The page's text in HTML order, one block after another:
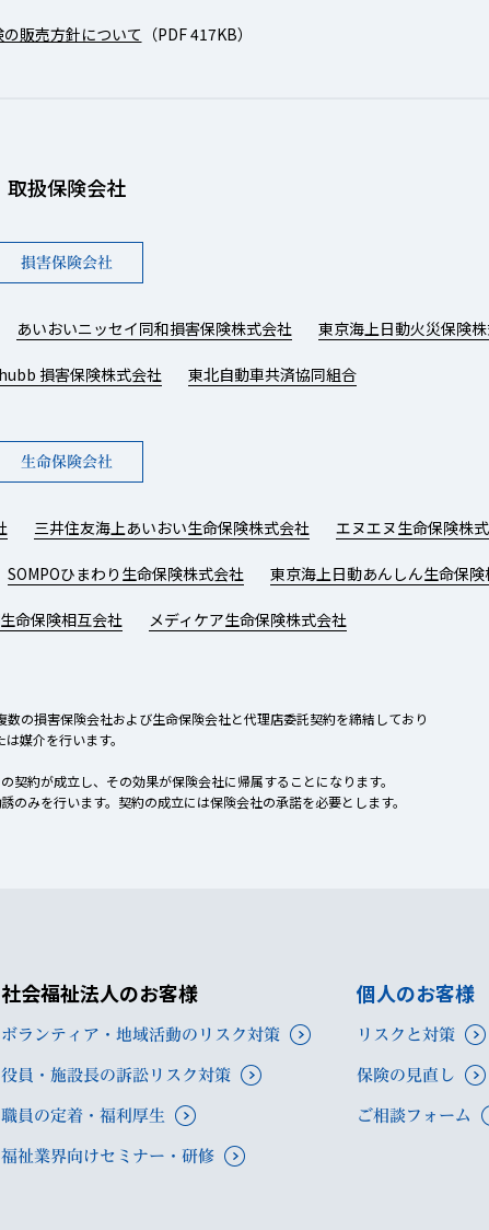
販売方針について （PDF 417KB）
取扱保険会社
損害保険会社
あいおいニッセイ同和損害保険株式会社 東京海上日動火災保険
損害保険株式会社 東北自動車共済協同組合
生命保険会社
三井住友海上あいおい生命保険株式会社 エヌエヌ生命保険株
SOMPOひまわり生命保険株式会社 東京海上日動あんしん生命保
命保険相互会社 メディケア生命保険株式会社
の損害保険会社および生命保険会社と代理店委託契約を締結しており
媒介を行います。
約が成立し、その効果が保険会社に帰属することになります。
のみを行います。契約の成立には保険会社の承諾を必要とします。
社会福祉法人のお客様
ボランティア・地域活動のリスク対策
役員・施設長の訴訟リスク対策
職員の定着・福利厚生
福祉業界向けセミナー・研修
個人のお客様
リスクと対策
保険の見直し
ご相談フォーム